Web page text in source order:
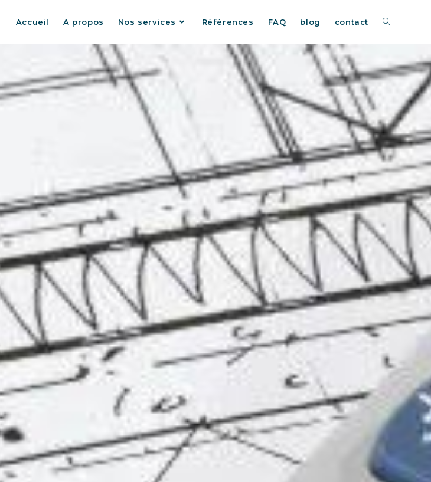
Accueil A propos Nos services Références FAQ blog contact